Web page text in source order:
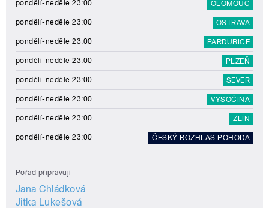
pondělí-neděle 23:00 OLOMOUC
pondělí-neděle 23:00 OSTRAVA
pondělí-neděle 23:00 PARDUBICE
pondělí-neděle 23:00 PLZEŇ
pondělí-neděle 23:00 SEVER
pondělí-neděle 23:00 VYSOČINA
pondělí-neděle 23:00 ZLÍN
pondělí-neděle 23:00 ČESKÝ ROZHLAS POHODA
Pořad připravují
Jana Chládková
Jitka Lukešová